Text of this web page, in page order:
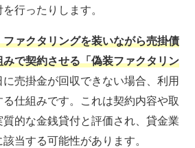
行ったりします。
ァクタリングを装いながら売掛債
で契約させる「偽装ファクタリン
に売掛金が回収できない場合、利用
仕組みです。これは契約内容や取
的な金銭貸付と評価され、貸金業
当する可能性があります。